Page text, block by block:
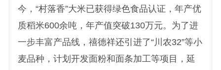
今，“村落香”大米已获得绿色食品认证，年产优
质稻米600余吨，年产值突破130万元。为了进
一步丰富产品线，禧德祥还引进了“川农32”等小
麦品种，计划开发面粉和面条加工等项目，延